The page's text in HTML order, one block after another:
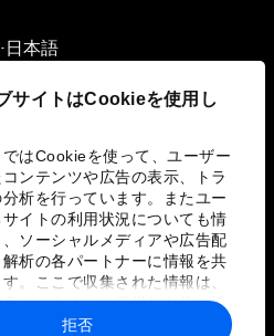
サイトはCookieを使用し
ではCookieを使って、ユーザー
ンテンツや広告の表示、トラ
析を行っています。またユー
イトの利用状況についても情
ソーシャルメディアや広告配
析の各パートナーに情報を共
。ここで収集された情報は、
各パートナーに提供した他の情
ナーのサービスを使用した際
拒否
▪ 日本語